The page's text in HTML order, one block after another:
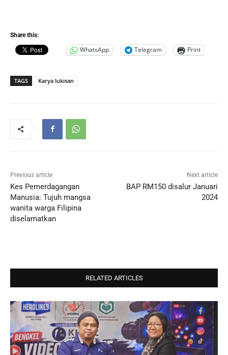
Share this:
WhatsApp Telegram Print
TAGS Karya lukisan
Previous article
Kes Pemerdagangan
Manusia: Tujuh mangsa
wanita warga Filipina
diselamatkan
Next article
BAP RM150 disalur Januari
2024
RELATED ARTICLES